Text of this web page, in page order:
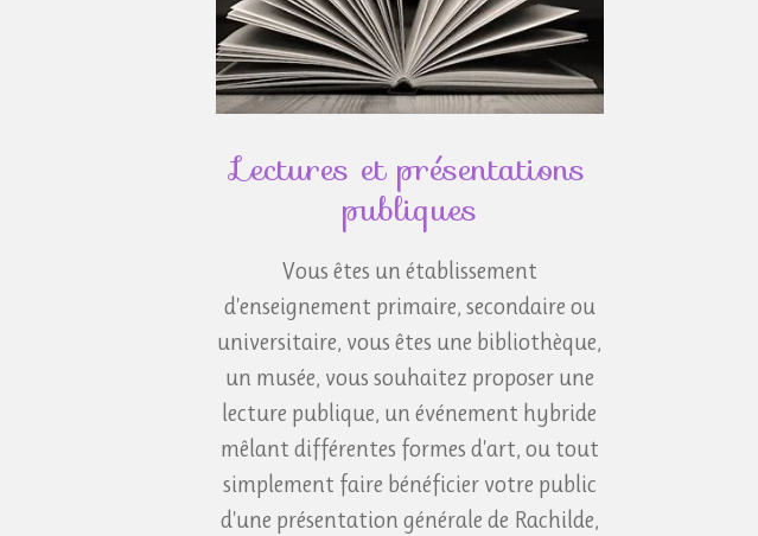
Lectures et présentations
publiques
Vous êtes un établissement
d'enseignement primaire, secondaire ou
universitaire, vous êtes une bibliothèque,
un musée, vous souhaitez proposer une
lecture publique, un événement hybride
mêlant différentes formes d'art, ou tout
simplement faire bénéficier votre public
d'une présentation générale de Rachilde,